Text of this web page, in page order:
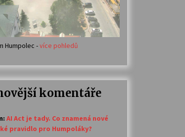
Votavžatský ploty
23. 7. 2026
14. 7. 2026
30. 6. 2026
Humpolec -více pohledů
komentáře
: AI Act je tady. Co znamená nové
pravidlo pro Humpoláky?